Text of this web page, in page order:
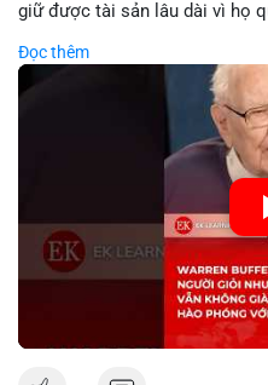
giữ được tài sản lâu dài vì họ
nhuận tái đầu tư và suy giảm
Đối với nhà đầu tư crypto, giữ
dự án tiềm năng quan trọng
đóng góp xã hội và bảo vệ
bền vững tài chính mà Buffett
🎥 Xem video trực tiếp tại:
Nguồn: KIEN THUC KINH TE
Đọc thêm